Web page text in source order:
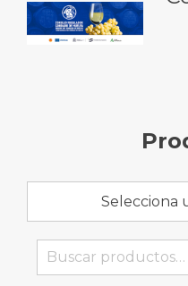
Selecciona
Buscar